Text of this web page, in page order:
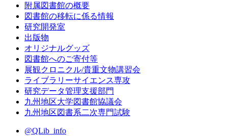
附属図書館の概要
図書館の移転に係る情報
研究開発室
出版物
オリジナルグッズ
図書館へのご寄付等
展観クロニクル/貴重文物講習会
ライブラリーサイエンス専攻
研究データ管理支援部門
九州地区大学図書館協議会
九州地区図書系二次専門試験
@QLib_info